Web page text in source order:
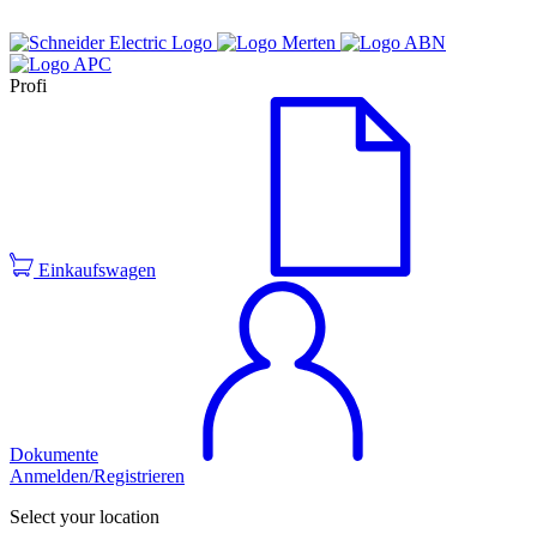
Profi
Einkaufswagen
Dokumente
Anmelden/Registrieren
Select your location